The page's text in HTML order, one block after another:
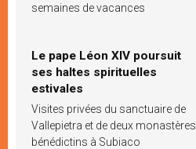
semaines de vacances
Le pape Léon XIV poursuit
ses haltes spirituelles
estivales
Visites privées du sanctuaire de
Vallepietra et de deux monastères
bénédictins à Subiaco